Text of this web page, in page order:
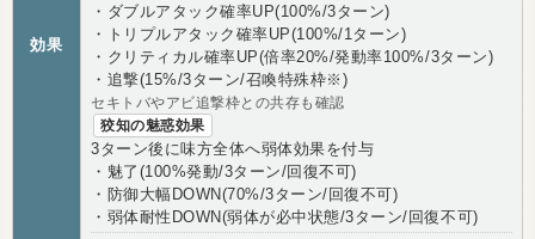
効果
・ダブルアタック確率UP(100%/3ターン)
・トリプルアタック確率UP(100%/1ターン)
・クリティカル確率UP(倍率20%/発動率100%/3ターン)
・追撃(15%/3ターン/召喚特殊枠※)
セキトバやアビ追撃枠との共存も確認
狡知の魅惑効果
3ターン後に味方全体へ弱体効果を付与
・魅了(100%発動/3ターン/回復不可)
・防御大幅DOWN(70%/3ターン/回復不可)
・弱体耐性DOWN(弱体が必中状態/3ターン/回復不可)